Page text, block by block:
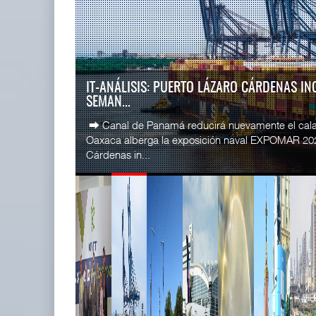
LA ATTRAPI LICITA RED DE
TREN...
La Agencia de Trenes y Transporte Público
licitación pública internacional para contratar el
Miguel Ángel Bres encabezará
seguridad en CON ...
07 AGO 2026
IT-ANÁLISIS: Puerto Lázaro
Cárdenas incorpora ...
06 AGO 2026
READ MORE
SSA
Esperanz
06 JUL
READ MORE
CICE
...
02 JUL
READ MORE
SSA
...
29 JUN
READ MORE